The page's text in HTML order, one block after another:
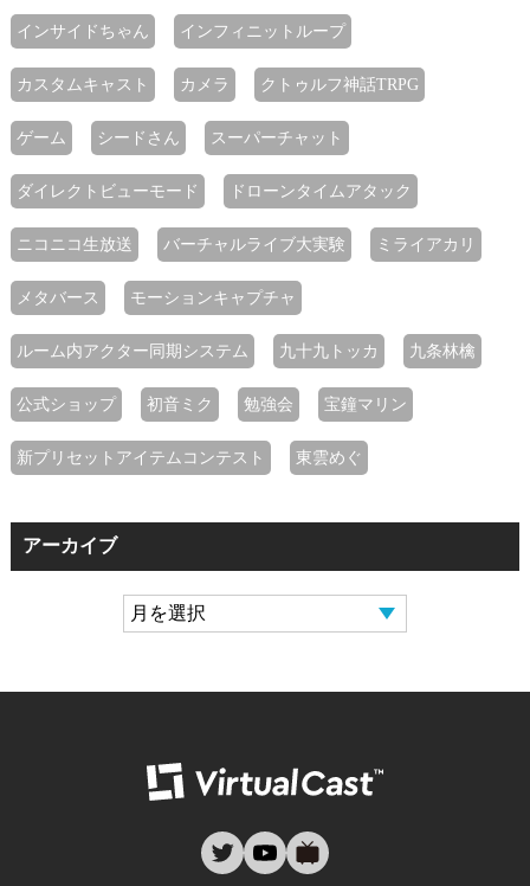
インサイドちゃん インフィニットループ
カスタムキャスト カメラ クトゥルフ神話TRPG
ゲーム シードさん スーパーチャット
ダイレクトビューモード ドローンタイムアタック
ニコニコ生放送 バーチャルライブ大実験 ミライアカリ
メタバース モーションキャプチャ
ルーム内アクター同期システム 九十九トッカ 九条林檎
公式ショップ 初音ミク 勉強会 宝鐘マリン
新プリセットアイテムコンテスト 東雲めぐ
アーカイブ
twitteryoutube